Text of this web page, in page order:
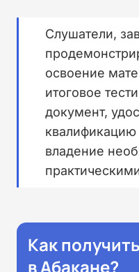
Слушатели,
освоение
итоговое
документ,
владение
Как
в Абакане?